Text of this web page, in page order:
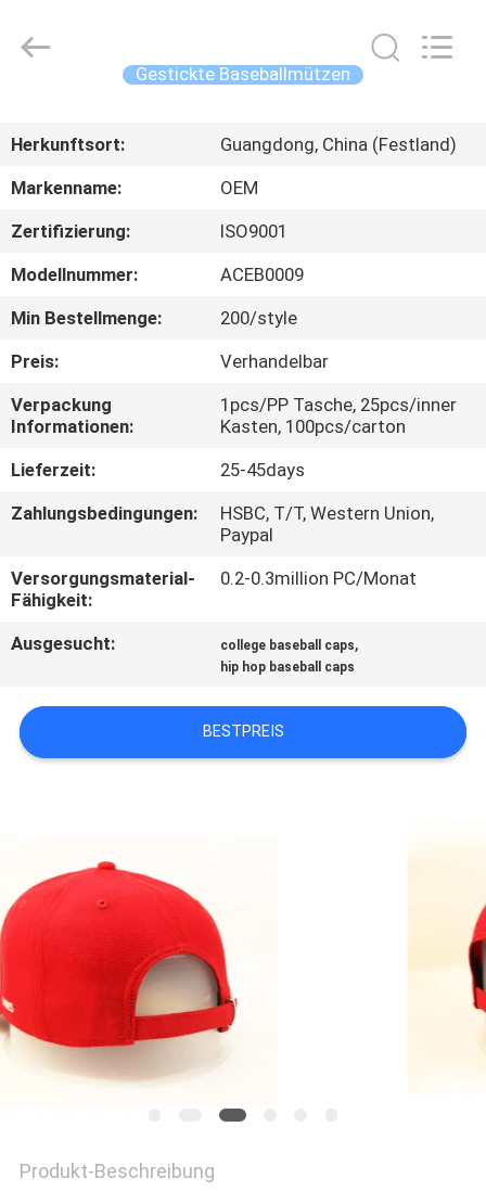
PRODUKTE
UNS
FABRIK-
AUSFLUG
QUALITÄTSKONTROLLE
TRETEN
SIE
MIT
UNS
VERBINDUNG
SITEMAP
PRIVACY
POLICY
Ltd..
Gestickte Baseballmützen
Herkunftsort:
Guangdong, China (Festland)
Markenname:
OEM
Zertifizierung:
ISO9001
Modellnummer:
ACEB0009
Min Bestellmenge:
200/style
Preis:
Verhandelbar
Verpackung
Informationen:
1pcs/PP Tasche, 25pcs/inner
Kasten, 100pcs/carton
Lieferzeit:
25-45days
Zahlungsbedingungen:
HSBC, T/T, Western Union,
Paypal
Versorgungsmaterial-
Fähigkeit:
0.2-0.3million PC/Monat
Ausgesucht: college baseball caps,
hip hop baseball caps
BESTPREIS
Produkt-Beschreibung